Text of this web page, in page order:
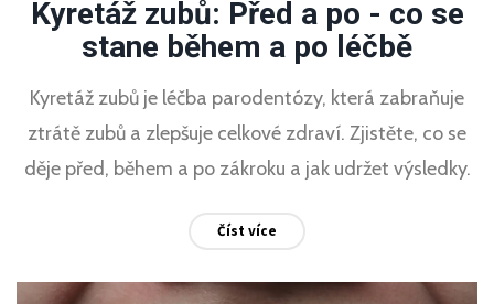
Kyretáž zubů: Před a po - co se
stane během a po léčbě
Kyretáž zubů je léčba parodentózy, která zabraňuje
ztrátě zubů a zlepšuje celkové zdraví. Zjistěte, co se
děje před, během a po zákroku a jak udržet výsledky.
Číst více